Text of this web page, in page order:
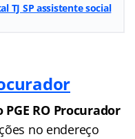
TJ SP assistente social
PGE RO Procurador
no endereço